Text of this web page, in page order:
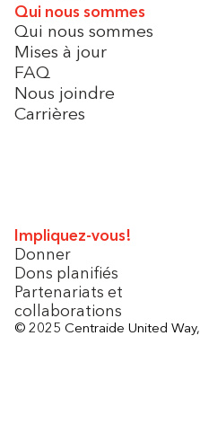
Qui nous sommes
Qui nous sommes
Mises à jour
FAQ
Nous joindre
Carrières
Impliquez-vous!
Donner
Dons planifiés
Partenariats et
collaborations
© 2025 Centraide United